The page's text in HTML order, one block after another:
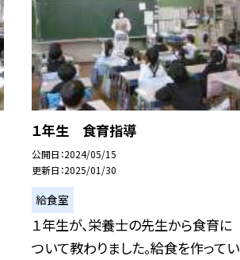
１年生 食育指導
公開日 2024/05/15
更新日 2025/01/30
給食室
１年生が、栄養士の先生から食育に
ついて教わりました。給食を作ってい